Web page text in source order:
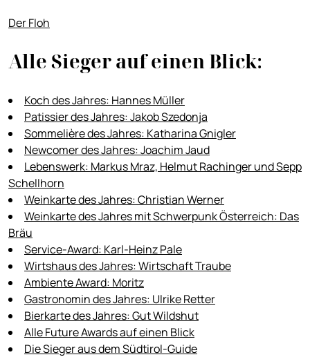
Der Floh
Alle Sieger auf einen Blick:
Koch des Jahres: Hannes Müller
Patissier des Jahres: Jakob Szedonja
Sommelière des Jahres: Katharina Gnigler
Newcomer des Jahres: Joachim Jaud
Lebenswerk: Markus Mraz, Helmut Rachinger und Sepp
Schellhorn
Weinkarte des Jahres: Christian Werner
Weinkarte des Jahres mit Schwerpunk Österreich: Das
Bräu
Service-Award: Karl-Heinz Pale
Wirtshaus des Jahres: Wirtschaft Traube
Ambiente Award: Moritz
Gastronomin des Jahres: Ulrike Retter
Bierkarte des Jahres: Gut Wildshut
Alle Future Awards auf einen Blick
Die Sieger aus dem Südtirol-Guide